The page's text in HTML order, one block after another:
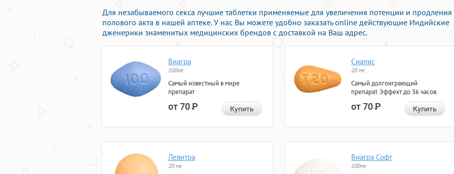
Для незабываемого секса лучшие таблетки применяемые для увеличения потенции и продления
полового акта в нашей аптеке. У нас Вы можете удобно заказать online действующие Индийские
дженерики знаменитых медицинских брендов с доставкой на Ваш адрес.
Виагра
100мг
Самый известный в мире
препарат
от 70Р Купить
Сиалис
20 мг
Самый долгоиграющий
препарат. Эффект до 36 часов.
от 70Р Купить
Левитра
20 мг
Виагра Софт
100мг